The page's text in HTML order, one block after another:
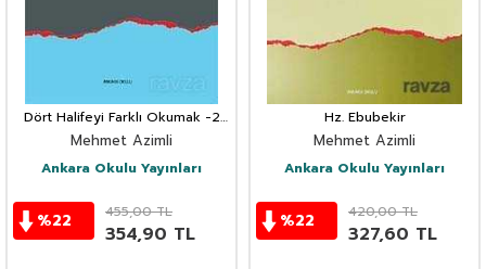
Dört Halifeyi Farklı Okumak -2
Hz. Ömer
Mehmet Azimli
Ankara Okulu Yayınları
%22 455,00TL
354,90 TL
Hz. Ebubekir
Mehmet Azimli
Ankara Okulu Yayınları
%22 420,00TL
327,60 TL